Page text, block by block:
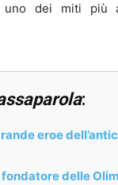
uno dei miti più
:
eroe
fondatore delle